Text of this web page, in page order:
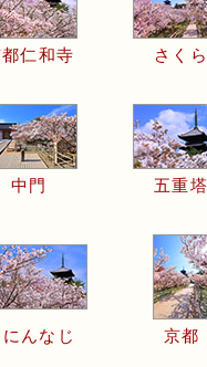
仁和寺 さく
中門 五重
にんなじ 京都